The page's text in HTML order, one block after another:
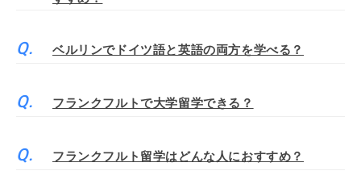
ベルリンでドイツ語と英語の両方を学べる？
フランクフルトで大学留学できる？
フランクフルト留学はどんな人におすすめ？